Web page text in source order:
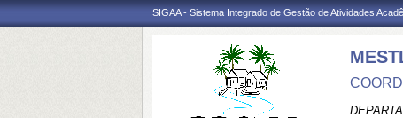
SIGAA - Sistema Integrado de Gestão de Atividades